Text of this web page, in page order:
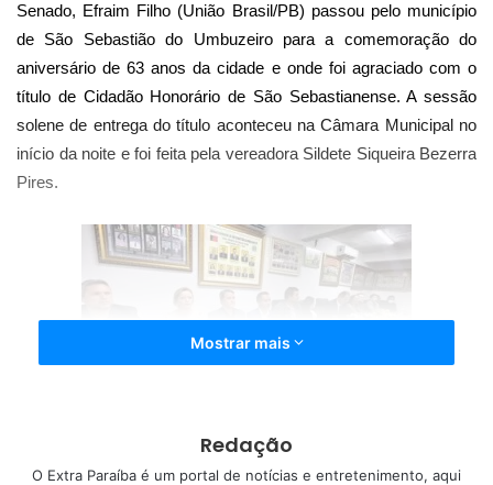
Senado, Efraim Filho (União Brasil/PB) passou pelo município
de São Sebastião do Umbuzeiro para a comemoração do
aniversário de 63 anos da cidade e onde foi agraciado com o
título de Cidadão Honorário de São Sebastianense. A sessão
solene de entrega do título aconteceu na Câmara Municipal no
início da noite e foi feita pela vereadora Sildete Siqueira Bezerra
Pires.
O parlamentar se disse honrado pelo recebimento do título. “É
Mostrar mais
Redação
O Extra Paraíba é um portal de notícias e entretenimento, aqui